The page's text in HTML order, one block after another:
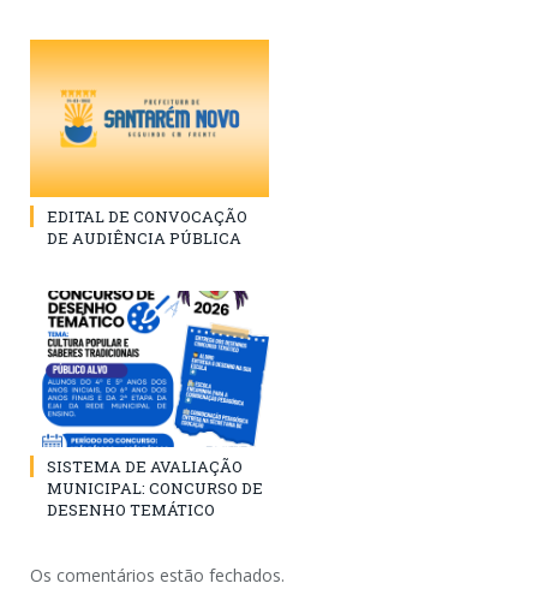
EDITAL DE CONVOCAÇÃO
DE AUDIÊNCIA PÚBLICA
SISTEMA DE AVALIAÇÃO
MUNICIPAL: CONCURSO DE
DESENHO TEMÁTICO
Os comentários estão fechados.